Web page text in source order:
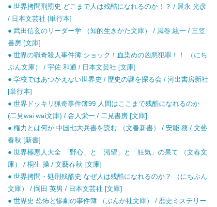
● 世界拷問刑罰史 どこまで人は残酷になれるのか！？ / 晨永 光彦
/ 日本文芸社 [単行本]
● 武田信玄のリーダー学 （知的生きかた文庫） / 風巻 絃一 / 三笠
書房 [文庫]
● 世界の猟奇殺人事件簿 ショック！血染めの凶悪犯罪！！ （にち
ぶん文庫） / 宇佐 和通 / 日本文芸社 [文庫]
● 学校ではあつかえない世界史 / 歴史の謎を探る会 / 河出書房新社
[単行本]
● 世界ドッキリ猟奇事件簿99 人間はここまで残酷になれるのか
(二見wai wai文庫) / 舎人栄一 / 二見書房 [文庫]
● 権力とは何か 中国七大兵書を読む （文春新書） / 安能 務 / 文藝
春秋 [新書]
● 世界極悪人大全 「野心」と「渇望」と「狂気」の果て （文春文
庫） / 桐生 操 / 文藝春秋 [文庫]
● 世界拷問・処刑残酷史 なぜ人は残酷になれるのか？ （にちぶん
文庫） / 岡田 英男 / 日本文芸社 [文庫]
● 世界史 恐怖と惨劇の事件簿 （ぶんか社文庫） / 歴史ミステリー